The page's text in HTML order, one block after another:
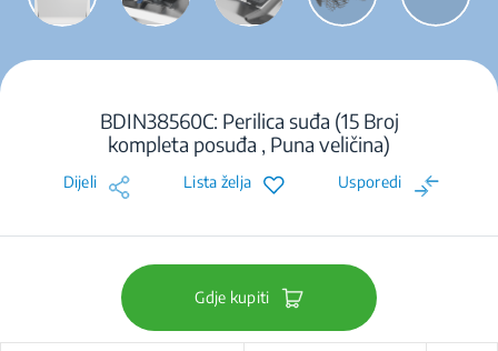
BDIN38560C: Perilica suđa (15 Broj
kompleta posuđa , Puna veličina)
Dijeli Lista želja Usporedi
Gdje kupiti